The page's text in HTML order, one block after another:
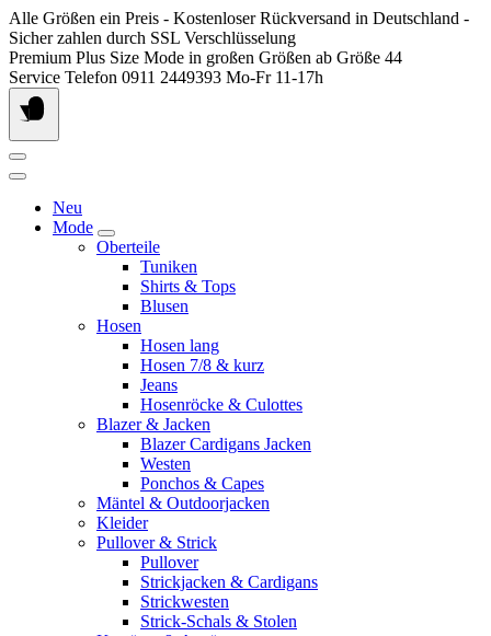
Springen
Sie
zum
Inhalt
Alle Größen ein Preis - Kostenloser Rückversand in Deutschland -
Sicher zahlen durch SSL Verschlüsselung
Premium Plus Size Mode in großen Größen ab Größe 44
Service Telefon 0911 2449393 Mo-Fr 11-17h
Neu
Mode
Oberteile
Tuniken
Shirts & Tops
Blusen
Hosen
Hosen lang
Hosen 7/8 & kurz
Jeans
Hosenröcke & Culottes
Blazer & Jacken
Blazer Cardigans Jacken
Westen
Ponchos & Capes
Mäntel & Outdoorjacken
Kleider
Pullover & Strick
Pullover
Strickjacken & Cardigans
Strickwesten
Strick-Schals & Stolen